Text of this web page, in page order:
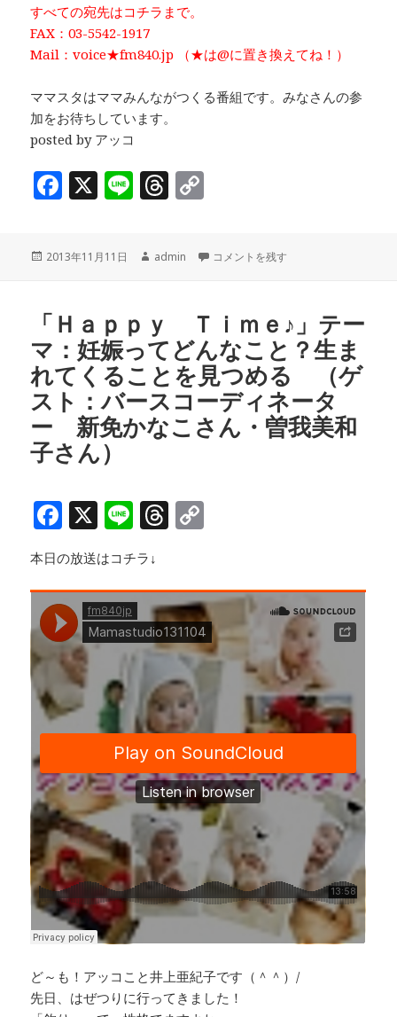
すべての宛先はコチラまで。
FAX：03-5542-1917
Mail：voice★fm840.jp （★は@に置き換えてね！）
ママスタはママみんながつくる番組です。みなさんの参
加をお待ちしています。
posted by アッコ
F
c
e
o
o
k
X Li
e
T
r
e
s
y
n
k
投
2013年11月11日
作
admin 「Ｈａｐｐｙ Ｔｉｍｅ♪」テーマ：
コメントを残す
「Ｈａｐｐｙ Ｔｉｍｅ♪」テー
マ：妊娠ってどんなこと？生ま
れてくることを見つめる （ゲ
スト：バースコーディネータ
ー 新免かなこさん・曽我美和
子さん）
F
a
c
e
b
o
o
k
X Li
n
e
T
e
a
d
s
y
Li
n
k
本日の放送はコチラ↓
ど～も！アッコこと井上亜紀子です（＾＾）/
先日、はぜつりに行ってきました！